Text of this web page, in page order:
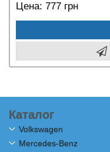
Цена: 777 грн
Каталог
Volkswagen
Mercedes-Benz